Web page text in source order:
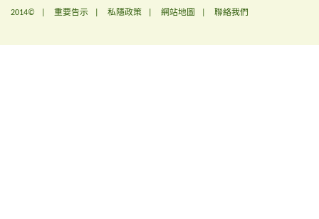
2014© | 重要告示 私隱政策 網站地圖 聯絡我們